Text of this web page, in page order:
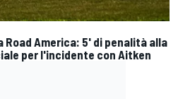
Road America: 5' di penalità alla
per l'incidente con Aitken